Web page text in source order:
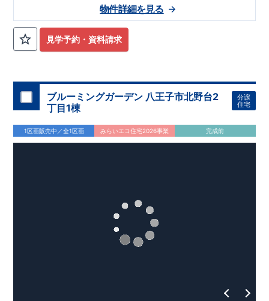
校…… 徒歩22分（約1710ｍ）
（地盤編） ​地震に強い家づくり（建物編） 地震に強い家づく
り（制震編）
【ブルーミングガーデンが選ばれる理由】
​↓ クリックすると
詳細ページが表示されます
外観デザインへのこだわり メンテナンスリフォーム
良工法 / R-Evolve パイル 宅地開発手法 / 簡単に地図から
見学予約・資料請求
物件詳細を見る
ブルーミングガーデン 八王子市北野台2
丁目1棟
分譲
住宅
1区画販売中／全1区画 みらいエコ住宅2026事業 完成前